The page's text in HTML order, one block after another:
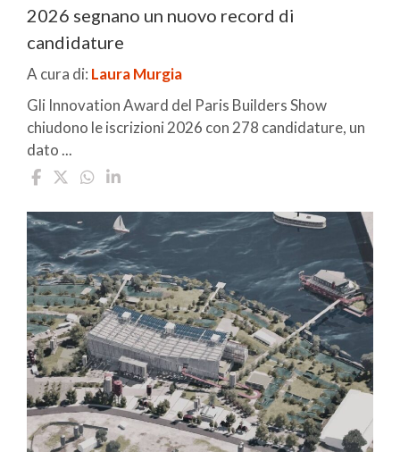
2026 segnano un nuovo record di
candidature
A cura di: Laura Murgia
Gli Innovation Award del Paris Builders Show
chiudono le iscrizioni 2026 con 278 candidature, un
dato ...